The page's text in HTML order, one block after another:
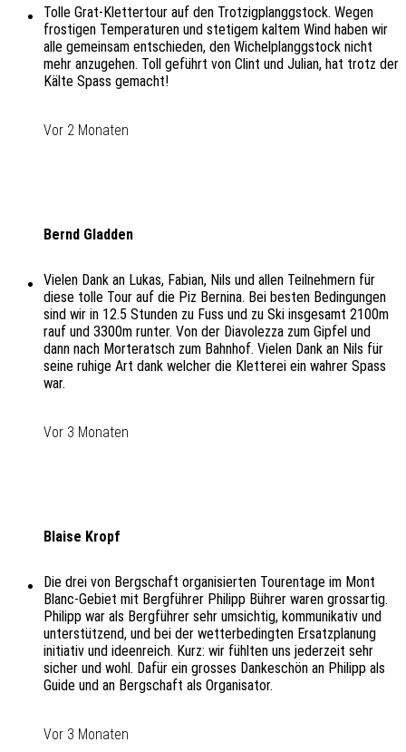
Tolle Grat-Klettertour auf den Trotzigplanggstock. Wegen
frostigen Temperaturen und stetigem kaltem Wind haben wir
alle gemeinsam entschieden, den Wichelplanggstock nicht
mehr anzugehen. Toll geführt von Clint und Julian, hat trotz der
Kälte Spass gemacht!
Vor 2 Monaten
Bernd Gladden
Vielen Dank an Lukas, Fabian, Nils und allen Teilnehmern für
diese tolle Tour auf die Piz Bernina. Bei besten Bedingungen
sind wir in 12.5 Stunden zu Fuss und zu Ski insgesamt 2100m
rauf und 3300m runter. Von der Diavolezza zum Gipfel und
dann nach Morteratsch zum Bahnhof. Vielen Dank an Nils für
seine ruhige Art dank welcher die Kletterei ein wahrer Spass
war.
Vor 3 Monaten
Blaise Kropf
Die drei von Bergschaft organisierten Tourentage im Mont
Blanc-Gebiet mit Bergführer Philipp Bührer waren grossartig.
Philipp war als Bergführer sehr umsichtig, kommunikativ und
unterstützend, und bei der wetterbedingten Ersatzplanung
initiativ und ideenreich. Kurz: wir fühlten uns jederzeit sehr
sicher und wohl. Dafür ein grosses Dankeschön an Philipp als
Guide und an Bergschaft als Organisator.
Vor 3 Monaten